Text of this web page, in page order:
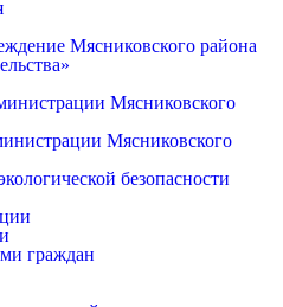
Мясниковского района
Мясниковского
Мясниковского
безопасности
граждан